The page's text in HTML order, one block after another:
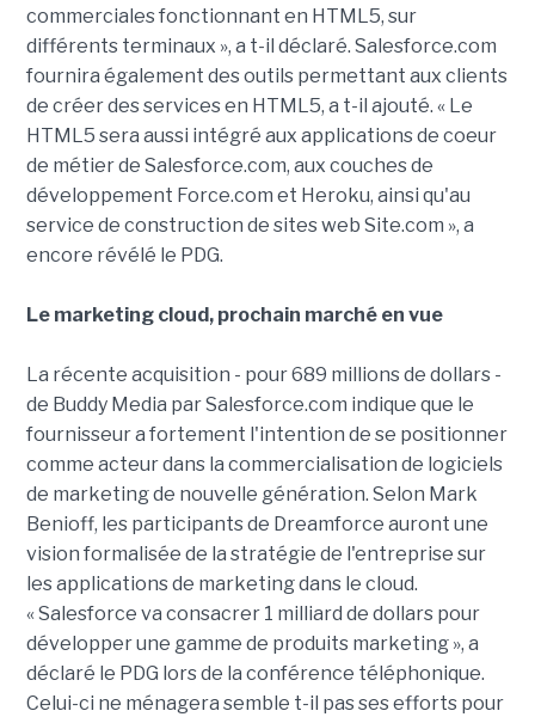
commerciales fonctionnant en HTML5, sur
différents terminaux », a t-il déclaré. Salesforce.com
fournira également des outils permettant aux clients
de créer des services en HTML5, a t-il ajouté. « Le
HTML5 sera aussi intégré aux applications de coeur
de métier de Salesforce.com, aux couches de
développement Force.com et Heroku, ainsi qu'au
service de construction de sites web Site.com », a
encore révélé le PDG.
Le marketing cloud, prochain marché en vue
La récente acquisition - pour 689 millions de dollars -
de Buddy Media par Salesforce.com indique que le
fournisseur a fortement l'intention de se positionner
comme acteur dans la commercialisation de logiciels
de marketing de nouvelle génération. Selon Mark
Benioff, les participants de Dreamforce auront une
vision formalisée de la stratégie de l'entreprise sur
les applications de marketing dans le cloud.
« Salesforce va consacrer 1 milliard de dollars pour
développer une gamme de produits marketing », a
déclaré le PDG lors de la conférence téléphonique.
Celui-ci ne ménagera semble t-il pas ses efforts pour